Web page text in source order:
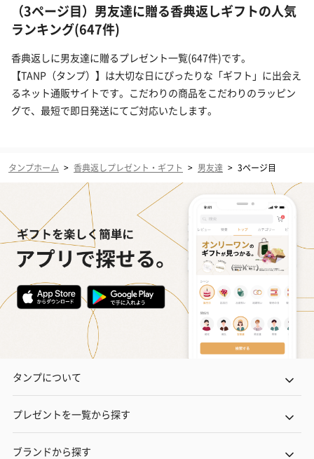
（3ページ目）男友達に贈る香典返しギフトの人気
ランキング(647件)
香典返しに男友達に贈るプレゼント一覧(647件)です。
【TANP（タンプ）】は大切な日にぴったりな「ギフト」に出会え
るネット通販サイトです。こだわりの商品をこだわりのラッピン
グで、最短で即日発送にてご対応いたします。
タンプホーム > 香典返しプレゼント・ギフト > 男友達 > 3ページ目
タンプについて
プレゼントを一覧から探す
ブランドから探す